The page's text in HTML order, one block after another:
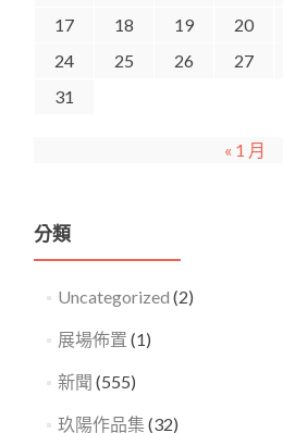
17
18 19 20
24
25 26 27
31
« 1 月
分類
Uncategorized (2)
展場佈置 (1)
新聞 (555)
玖陽作品集 (32)